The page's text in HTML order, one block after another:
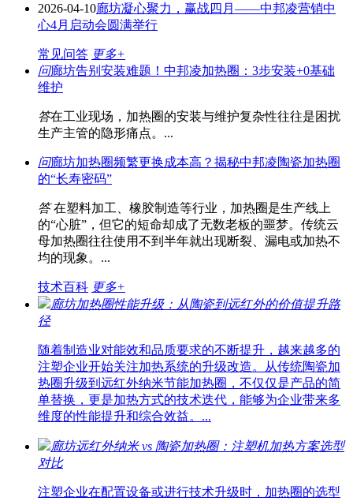
2026-04-10廊坊凝心聚力，赢战四月——中邦凌营销中
心4月启动会圆满举行
常见问答 更多+
问廊坊告别安装难题！中邦凌加热圈：3步安装+0基础
维护
答在工业现场，加热圈的安装与维护复杂性往往是困扰
生产主管的隐形痛点。...
问廊坊加热圈频繁更换成本高？揭秘中邦凌陶瓷加热圈
的“长寿密码”
答在塑料加工、橡胶制造等行业，加热圈是生产线上
的“心脏”，但它的短命却成了无数老板的噩梦。传统云
母加热圈往往使用不到半年就出现断裂、漏电或加热不
均的现象。...
技术百科 更多+
廊坊加热圈性能升级：从陶瓷到远红外的价值提升路
径
随着制造业对能效和品质要求的不断提升，越来越多的
注塑企业开始关注加热系统的升级改造。从传统陶瓷加
热圈升级到远红外纳米节能加热圈，不仅仅是产品的简
单替换，更是加热方式的技术迭代，能够为企业带来多
维度的性能提升和综合效益。...
廊坊远红外纳米 vs 陶瓷加热圈：注塑机加热方案选型
对比
注塑企业在配置设备或进行技术升级时，加热圈的选型